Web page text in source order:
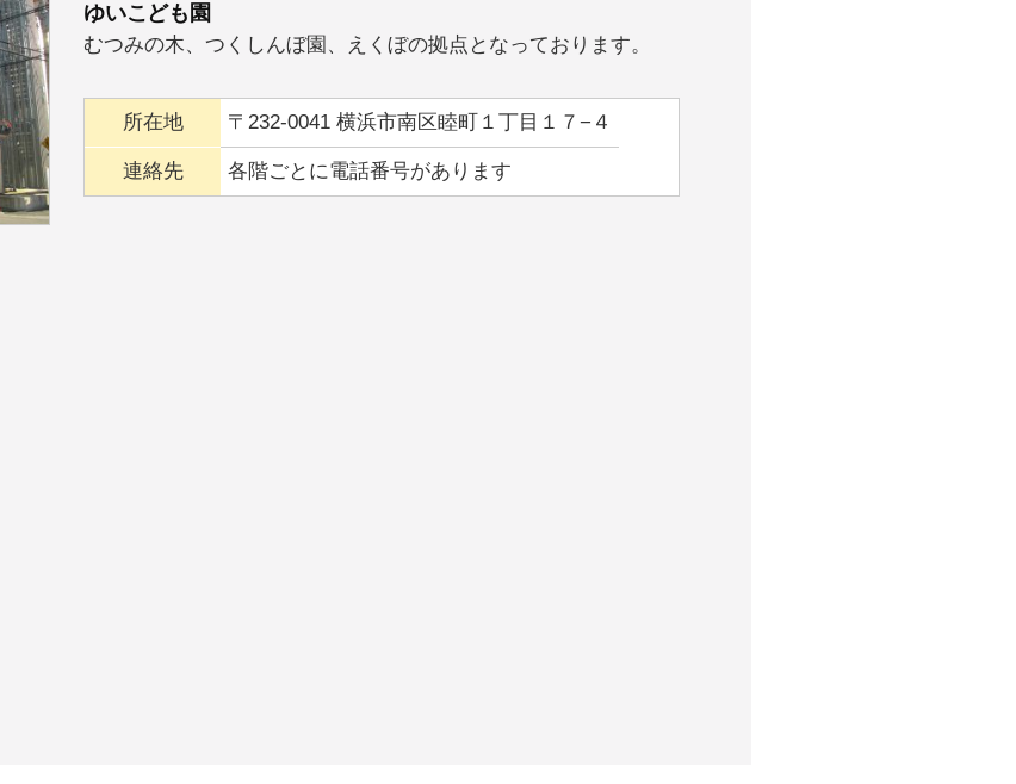
ゆいこども園
むつみの木、つくしんぼ園、えくぼの拠点となっております。
所在地 〒232-0041 横浜市南区睦町１丁目１７−４
連絡先 各階ごとに電話番号があります